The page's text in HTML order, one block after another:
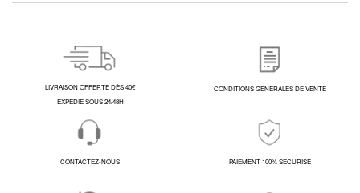
LIVRAISON OFFERTE DÈS 40€
EXPÉDIÉ SOUS 24/48H
CONDITIONS GÉNÉRALES DE VENTE
CONTACTEZ-NOUS PAIEMENT 100% SÉCURISÉ